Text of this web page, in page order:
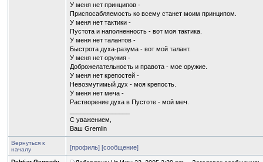
У меня нет принципов -
Приспосабляемость ко всему станет моим принципом.
У меня нет тактики -
Пустота и наполненность - вот моя тактика.
У меня нет талантов -
Быстрота духа-разума - вот мой талант.
У меня нет оружия -
Доброжелательность и правота - мое оружие.
У меня нет крепостей -
Невозмутимый дух - моя крепость.
У меня нет меча -
Растворение духа в Пустоте - мой меч.
С уважением,
Ваш Gremlin
Вернуться к
началу
[профиль] [сообщение]